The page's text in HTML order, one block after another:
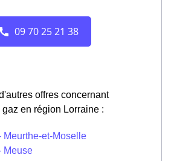
offres concernant
gaz en région Lorraine :
Meurthe-et-Moselle
Meuse